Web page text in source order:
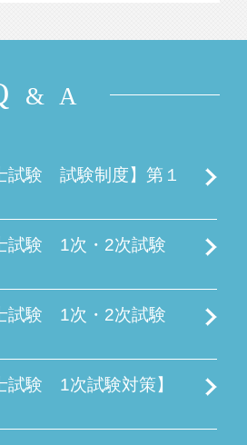
& A
試験 試験制度】第１
試験 1次・2次試験
試験 1次・2次試験
試験 1次試験対策】